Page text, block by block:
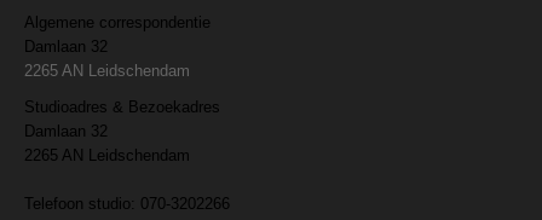
Algemene correspondentie
Damlaan 32
2265 AN Leidschendam
Studioadres & Bezoekadres
Damlaan 32
2265 AN Leidschendam
Telefoon studio: 070-3202266